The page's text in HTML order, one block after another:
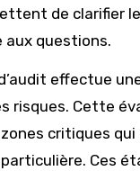
de clarifier
aux questions.
effectue
risques. Cette
critiques
Ces